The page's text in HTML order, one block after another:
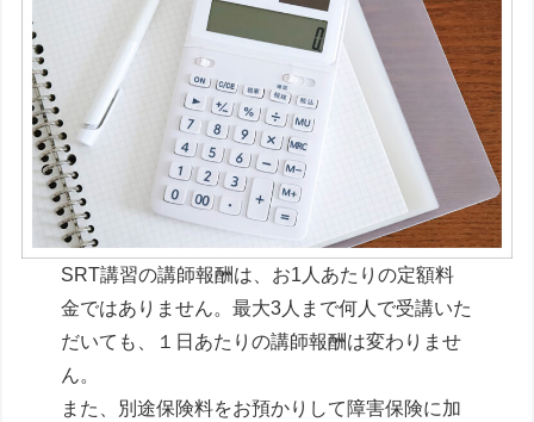
SRT講習の講師報酬は、お1人あたりの定額料
金ではありません。最大3人まで何人で受講いた
だいても、１日あたりの講師報酬は変わりませ
ん。
また、別途保険料をお預かりして障害保険に加